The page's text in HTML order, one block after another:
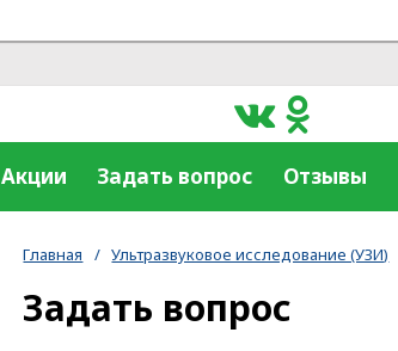
Акции Задать вопрос Отзывы
Главная / Ультразвуковое исследование (УЗИ)
Задать вопрос